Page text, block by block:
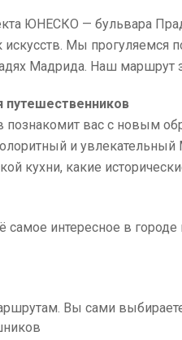
ЮНЕСКО — бульвара
искусств. Мы
Мадрида. Наш маршрут
вас с новым
и
кухни, какие
самое интересное в
Вы сами